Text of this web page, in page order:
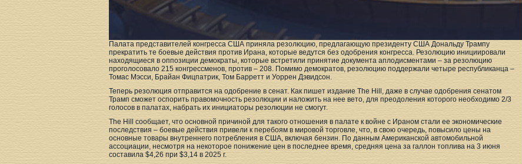
Палата представителей конгресса США приняла резолюцию, предлагающую президенту США Дональду Трампу
прекратить те боевые действия против Ирана, которые ведутся без одобрения конгресса. Резолюцию инициировали
находящиеся в оппозиции демократы, которые встретили принятие документа аплодисментами – за резолюцию
проголосовало 215 конгрессменов, против – 208. Помимо демократов, резолюцию поддержали четыре республиканца –
Томас Мэсси, Брайан Фицпатрик, Том Барретт и Уоррен Дэвидсон.
Теперь резолюция отправится на одобрение в сенат. Как пишет издание The Hill, даже в случае одобрения сенатом
Трамп сможет оспорить правомочность резолюции и наложить на нее вето, для преодоления которого необходимо 2/3
голосов в палатах, набрать их инициаторы резолюции не смогут.
The Hill сообщает, что основной причиной для такого отношения в палате к войне с Ираном стали ее экономические
последствия – боевые действия привели к перебоям в мировой торговле, что, в свою очередь, повысило цены на
основные товары внутреннего потребления в США, включая бензин. По данным Американской автомобильной
ассоциации, несмотря на некоторое понижение цен в последнее время, средняя цена за галлон топлива на 3 июня
составила $4,26 при $3,14 в 2025 г.